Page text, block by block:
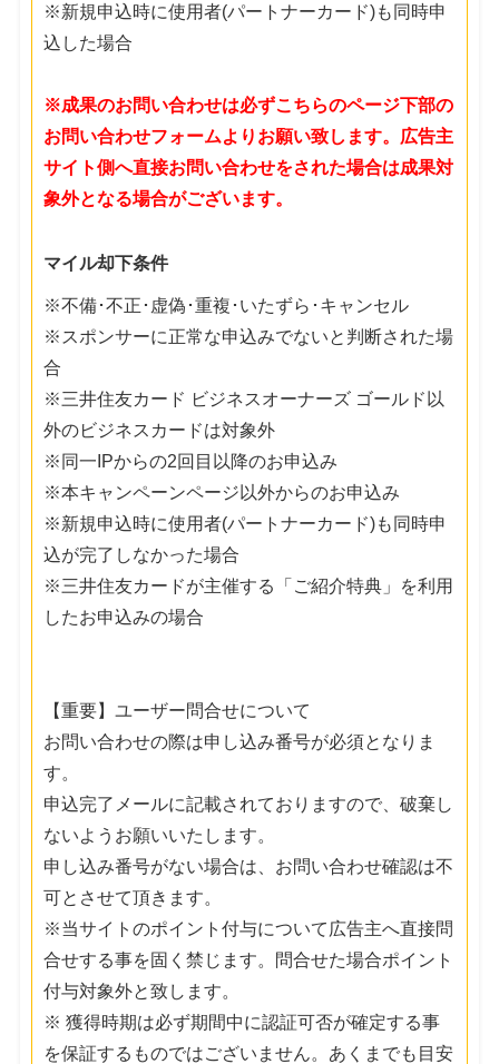
※新規申込時に使用者(パートナーカード)も同時申
込した場合
※成果のお問い合わせは必ずこちらのページ下部の
お問い合わせフォームよりお願い致します。広告主
サイト側へ直接お問い合わせをされた場合は成果対
象外となる場合がございます。
マイル却下条件
※不備･不正･虚偽･重複･いたずら･キャンセル
※スポンサーに正常な申込みでないと判断された場
合
※三井住友カード ビジネスオーナーズ ゴールド以
外のビジネスカードは対象外
※同一IPからの2回目以降のお申込み
※本キャンペーンページ以外からのお申込み
※新規申込時に使用者(パートナーカード)も同時申
込が完了しなかった場合
※三井住友カードが主催する「ご紹介特典」を利用
したお申込みの場合
【重要】ユーザー問合せについて
お問い合わせの際は申し込み番号が必須となりま
す。
申込完了メールに記載されておりますので、破棄し
ないようお願いいたします。
申し込み番号がない場合は、お問い合わせ確認は不
可とさせて頂きます。
※当サイトのポイント付与について広告主へ直接問
合せする事を固く禁じます。問合せた場合ポイント
付与対象外と致します。
※ 獲得時期は必ず期間中に認証可否が確定する事
を保証するものではございません。あくまでも目安